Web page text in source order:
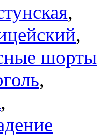
,
,
шорты
,
,